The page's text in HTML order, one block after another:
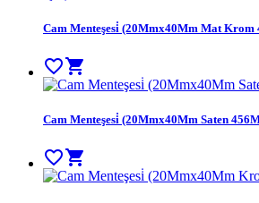
Cam Menteşesi̇ (20Mmx40Mm Mat Krom
favorite_bordershopping_cart
Cam Menteşesi̇ (20Mmx40Mm Saten
favorite_bordershopping_cart